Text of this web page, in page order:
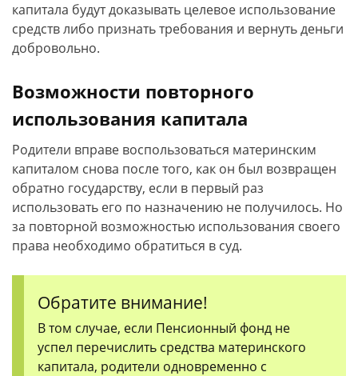
капитала будут доказывать целевое использование
средств либо признать требования и вернуть деньги
добровольно.
Возможности повторного
использования капитала
Родители вправе воспользоваться материнским
капиталом снова после того, как он был возвращен
обратно государству, если в первый раз
использовать его по назначению не получилось. Но
за повторной возможностью использования своего
права необходимо обратиться в суд.
Обратите внимание!
В том случае, если Пенсионный фонд не
успел перечислить средства материнского
капитала, родители одновременно с